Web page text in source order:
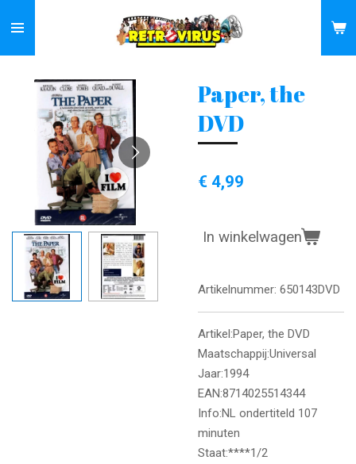
direct
naar
hoofdinhoud
Paper, the
DVD
€ 4,99
In winkelwagen
Artikelnummer: 650143DVD
Artikel:Paper, the DVD
Maatschappij:Universal
Jaar:1994
EAN:8714025514344
Info:NL ondertiteld 107
minuten
Staat:****1/2